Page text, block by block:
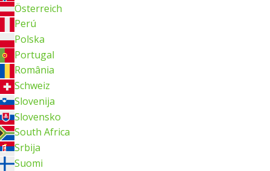
Österreich
Perú
Polska
Portugal
România
Schweiz
Slovenija
Slovensko
South Africa
Srbija
Suomi